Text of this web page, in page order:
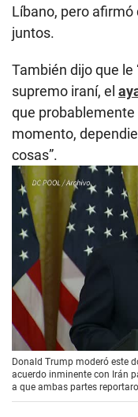
Líbano, pero
juntos.
También dijo que le
supremo iraní, el
que probablemente
momento,
cosas”.
00:00
Donald Trump moderó este
acuerdo inminente con Irán
a que ambas partes